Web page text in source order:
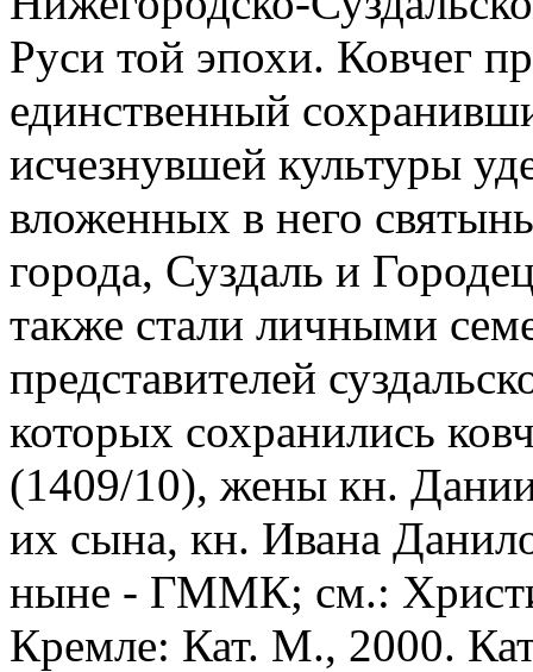
Руси той эпохи. Ковчег
единственный
исчезнувшей культуры
вложенных в него
города, Суздаль и
также стали личными
представителей
которых сохранились
(1409/10), жены кн.
их сына, кн. Ивана
ныне - ГММК; см.:
Кремле: Кат. М., 2000.